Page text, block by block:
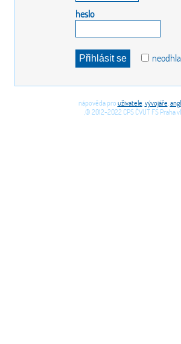
heslo
nápověda pro uživatele vývojáře
,© 2012-2022 CPS ČVUT FS Praha